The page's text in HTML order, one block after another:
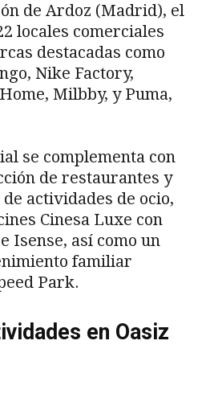
de Ardoz (Madrid), el
locales comerciales
destacadas como
Nike Factory,
Milbby, y Puma,
se complementa con
de restaurantes y
actividades de ocio,
Cinesa Luxe con
Isense, así como un
familiar
Park.
en Oasiz